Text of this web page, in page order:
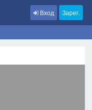
Вход Зарег.